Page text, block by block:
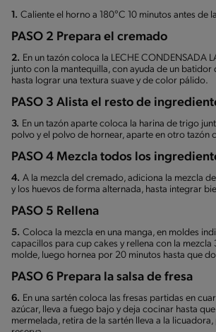
1. Caliente el horno a 180°C 10 minutos antes de
PASO 2 Prepara el cremado
2. En un tazón coloca la LECHE CONDENSADA
junto con la mantequilla, con ayuda de un batidor
hasta lograr una textura suave y de color pálido.
PASO 3 Alista el resto de
3. En un tazón aparte coloca la harina de trigo
polvo y el polvo de hornear, aparte en otro tazón
PASO 4 Mezcla todos los
4. A la mezcla del cremado, adiciona la mezcla
y los huevos de forma alternada, hasta integrar
PASO 5 Rellena
5. Coloca la mezcla en una manga, en moldes
capacillos para cup cakes y rellena con la mezcla
molde, luego hornea por 20 minutos hasta que
PASO 6 Prepara la salsa de fresa
6. En una sartén coloca las fresas partidas en
azúcar, lleva a fuego bajo y deja cocinar hasta
mermelada, retira de la sartén lleva a la